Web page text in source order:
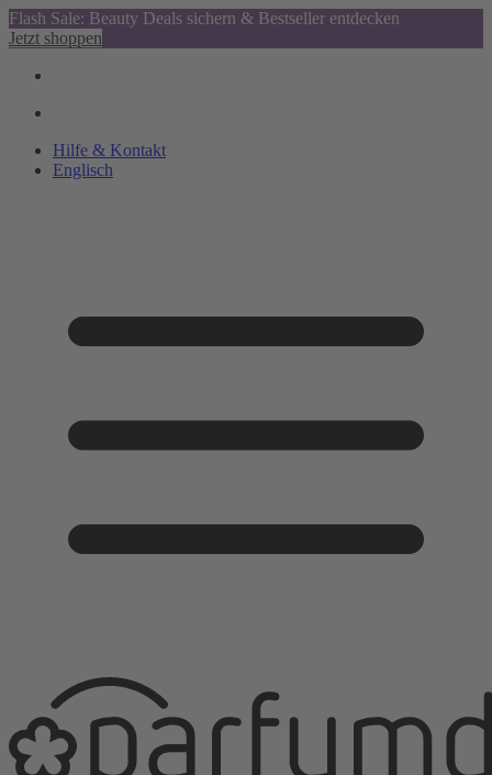
Flash Sale: Beauty Deals sichern & Bestseller entdecken
Jetzt shoppen
Hilfe & Kontakt
Englisch